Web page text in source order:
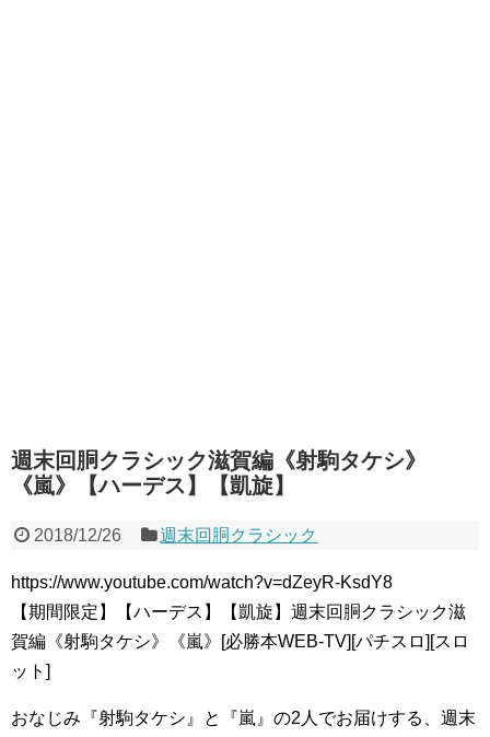
週末回胴クラシック滋賀編《射駒タケシ》
《嵐》【ハーデス】【凱旋】
2018/12/26 週末回胴クラシック
https://www.youtube.com/watch?v=dZeyR-KsdY8
【期間限定】【ハーデス】【凱旋】週末回胴クラシック滋
賀編《射駒タケシ》《嵐》[必勝本WEB-TV][パチスロ][スロ
ット]
おなじみ『射駒タケシ』と『嵐』の2人でお届けする、週末